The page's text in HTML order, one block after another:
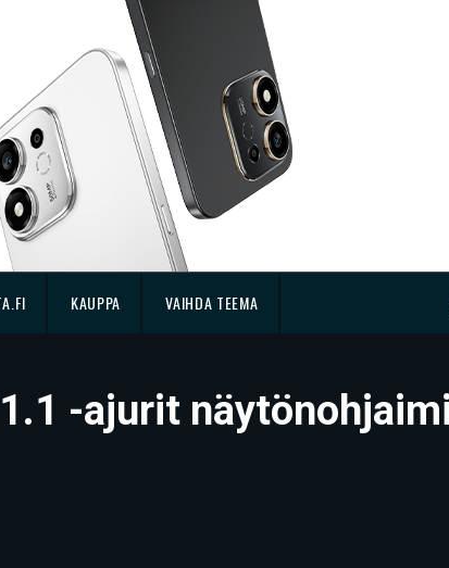
KAUPPA VAIHDA TEEMA
-ajurit